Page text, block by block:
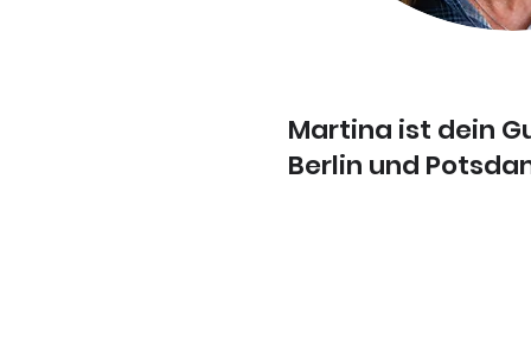
Martina ist dein
Berlin und